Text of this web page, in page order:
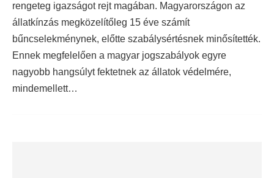
rengeteg igazságot rejt magában. Magyarországon az
állatkínzás megközelítőleg 15 éve számít
bűncselekménynek, előtte szabálysértésnek minősítették.
Ennek megfelelően a magyar jogszabályok egyre
nagyobb hangsúlyt fektetnek az állatok védelmére,
mindemellett…